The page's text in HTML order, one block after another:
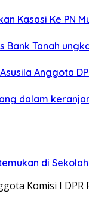
Kasasi Ke PN
Bank Tanah
Anggota
dalam
di
Komisi I